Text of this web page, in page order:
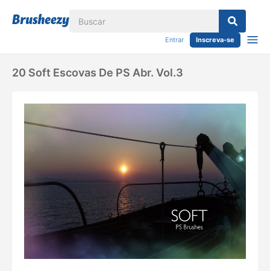
Entrar Inscreva-se
20 Soft Escovas De PS Abr. Vol.3